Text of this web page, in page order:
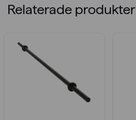
Relaterade produkter